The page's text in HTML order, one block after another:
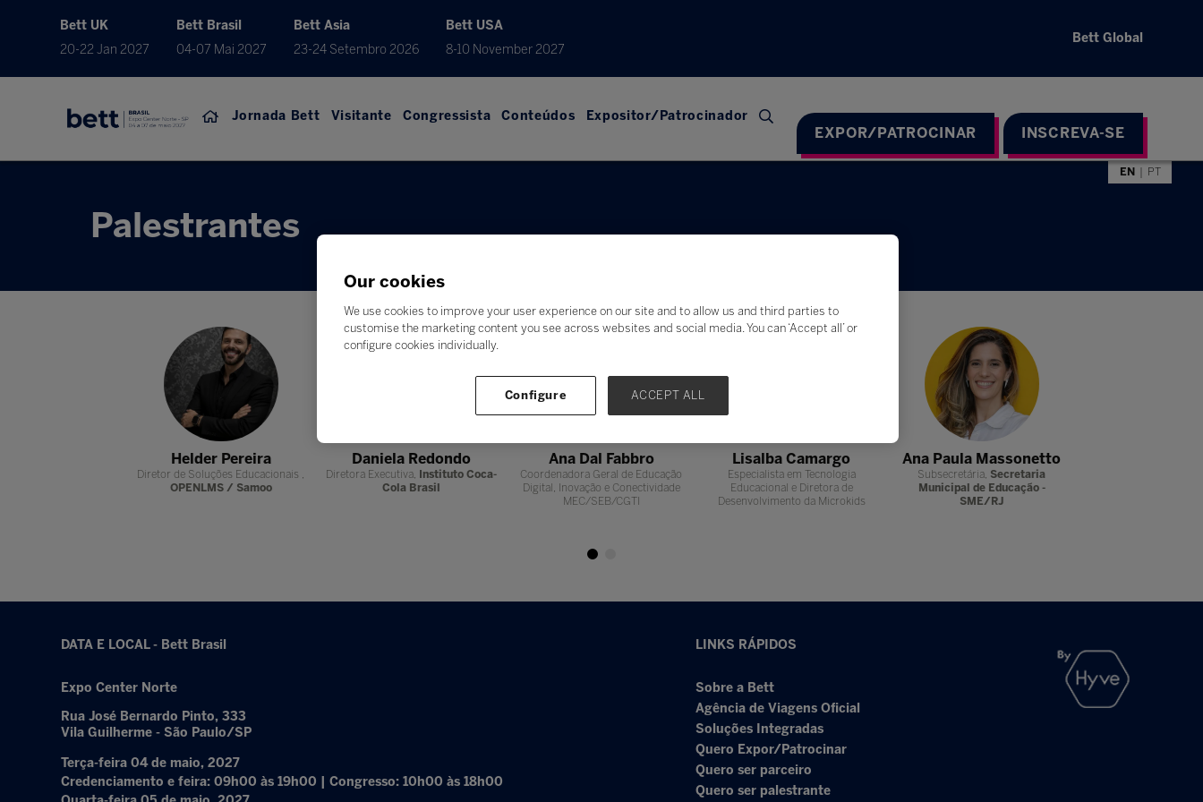
Bett UK
20-22 Jan 2027
Bett Brasil
04-07 Mai 2027
Bett Asia
23-24 Setembro 2026
Bett USA
8-10 November 2027
Bett Global
Jornada Bett Visitante Congressista Conteúdos Expositor/Patrocinador
EXPOR/PATROCINAR INSCREVA-SE
EN PT
Palestrantes
Helder Pereira
Diretor de Soluções Educacionais ,
OPENLMS / Samoo
Daniela Redondo
Diretora Executiva,
Instituto Coca-
Cola Brasil
Ana Dal Fabbro
Coordenadora Geral de Educação
Digital, Inovação e Conectividade
MEC/SEB/CGTI
Lisalba Camargo
Especialista em Tecnologia
Educacional e Diretora de
Desenvolvimento da Microkids
Ana Paula Massonetto
Subsecretária, Secretaria
Municipal de Educação -
SME/RJ
DATA E LOCAL - Bett Brasil
Expo Center Norte
Rua José Bernardo Pinto, 333
Vila Guilherme - São Paulo/SP
Terça-feira 04 de maio, 2027
Credenciamento e feira: 09h00 às 19h00 | Congresso: 10h00 às 18h00
LINKS RÁPIDOS
Sobre a Bett
Agência de Viagens Oficial
Soluções Integradas
Quero Expor/Patrocinar
Quero ser parceiro
Quero ser palestrante
Our cookies
We use cookies to improve your user experience on our site and to allow us and third parties to
customise the marketing content you see across websites and social media. You can ‘Accept all’ or
configure cookies individually.
Configure ACCEPT ALL